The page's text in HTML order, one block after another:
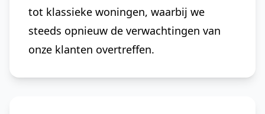
tot klassieke woningen, waarbij we
steeds opnieuw de verwachtingen van
onze klanten overtreffen.